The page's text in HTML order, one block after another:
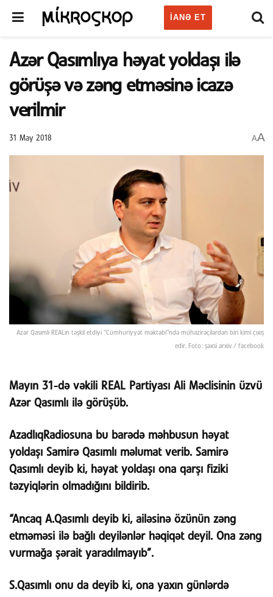
IANƏ ET
Azər Qasımlıya həyat yoldaşı ilə
görüşə və zəng etməsinə icazə
verilmir
31 May 2018 AA
Azər Qasımlı REALın təşkil etdiyi "Cümhuriyyət məktəbi"ndə mühazirəçilərdən biri kimi çıxış
edir. Foto: şəxsi arxiv / facebook
Mayın 31-də vəkili REAL Partiyası Ali Məclisinin üzvü
Azər Qasımlı ilə görüşüb.
AzadlıqRadiosuna bu barədə məhbusun həyat
yoldaşı Samirə Qasımlı məlumat verib. Samirə
Qasımlı deyib ki, həyat yoldaşı ona qarşı fiziki
təzyiqlərin olmadığını bildirib.
“Ancaq A.Qasımlı deyib ki, ailəsinə özünün zəng
etməməsi ilə bağlı deyilənlər həqiqət deyil. Ona zəng
vurmağa şərait yaradılmayıb”.
S.Qasımlı onu da deyib ki, ona yaxın günlərdə